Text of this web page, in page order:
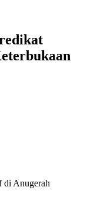
di Anugerah